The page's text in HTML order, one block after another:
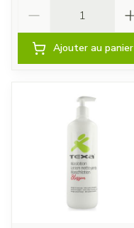
Ajouter au panier